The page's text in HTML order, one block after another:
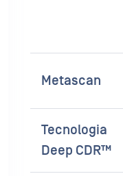
79% 16 ms
81% 18 ms
Metascan
Tecnologia
Deep CDR™